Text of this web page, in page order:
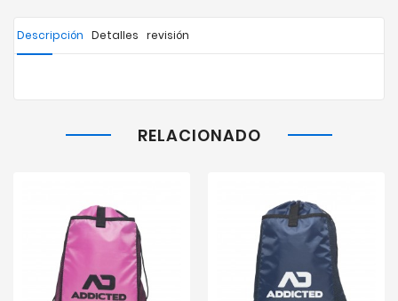
Descripción Detalles revisión
RELACIONADO